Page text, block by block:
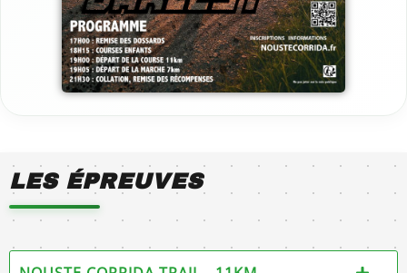
LES ÉPREUVES